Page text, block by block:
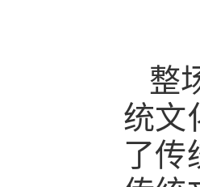
整
统文
了传